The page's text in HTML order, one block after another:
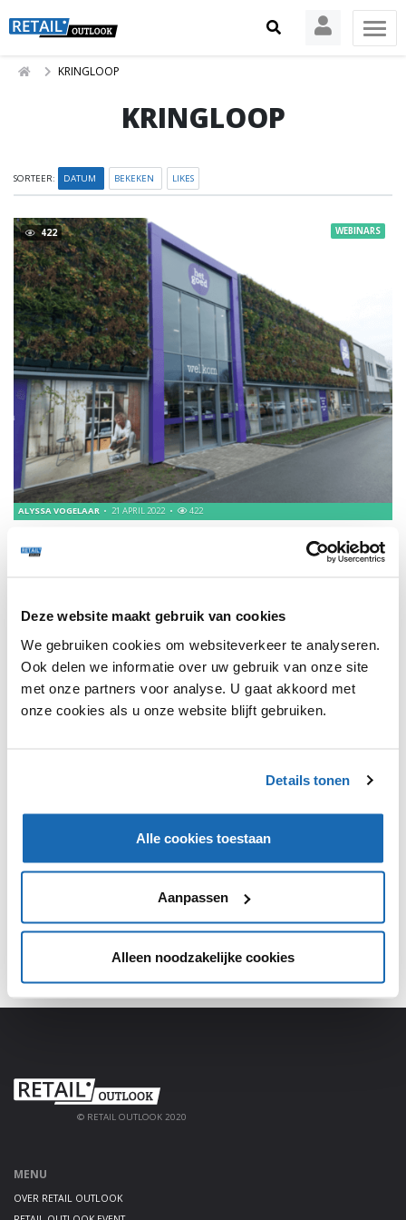
Deze website maakt gebruik van cookies
We gebruiken cookies om websiteverkeer te analyseren.
Ook delen we informatie over uw gebruik van onze site
met onze partners voor analyse. U gaat akkoord met
onze cookies als u onze website blijft gebruiken.
Details tonen
Alle cookies toestaan
Aanpassen
Alleen noodzakelijke cookies
KRINGLOOP
KRINGLOOP
SORTEER: DATUM BEKEKEN LIKES
422
THOUGHTFUL THURSDAY | IN GESPREK MET ELLES
KEMPERS
ALYSSA VOGELAAR 21 APRIL 2022 422
WEBINARS
1
SHARE, LEARN & CONNECT!
Meld je aan, deel jouw kennis en haal alles uit het
platform!
AANMELDEN
© RETAIL OUTLOOK 2020
MENU
OVER RETAIL OUTLOOK